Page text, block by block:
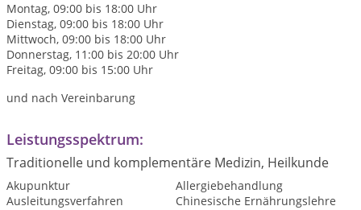
Montag, 09:00 bis 18:00 Uhr
Dienstag, 09:00 bis 18:00 Uhr
Mittwoch, 09:00 bis 18:00 Uhr
Donnerstag, 11:00 bis 20:00 Uhr
Freitag, 09:00 bis 15:00 Uhr
und nach Vereinbarung
Leistungsspektrum:
Traditionelle und komplementäre Medizin, Heilkunde
Akupunktur
Allergiebehandlung
Ausleitungsverfahren
Chinesische Ernährungslehre